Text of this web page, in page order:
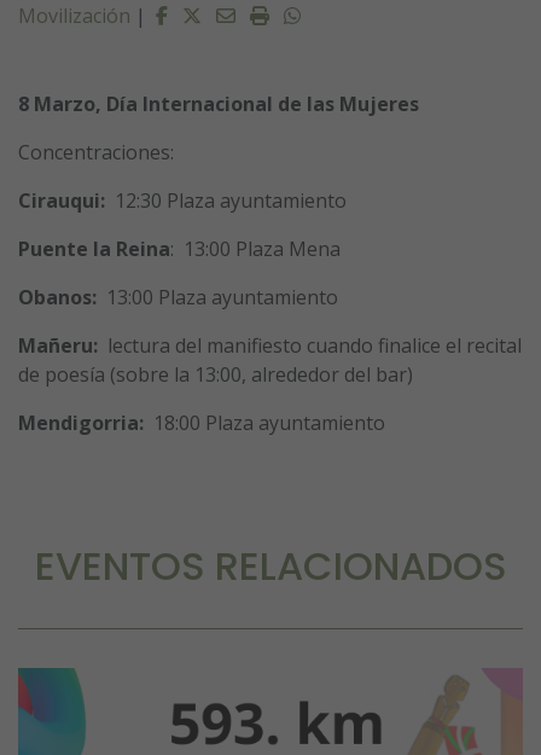
Movilización | Facebook
Twitter
EmailImprimirWhatsapp
8 Marzo, Día Internacional de las Mujeres
Concentraciones:
Cirauqui: 12:30 Plaza ayuntamiento
Puente la Reina: 13:00 Plaza Mena
Obanos: 13:00 Plaza ayuntamiento
Mañeru: lectura del manifiesto cuando finalice el recital
de poesía (sobre la 13:00, alrededor del bar)
Mendigorria: 18:00 Plaza ayuntamiento
EVENTOS RELACIONADOS